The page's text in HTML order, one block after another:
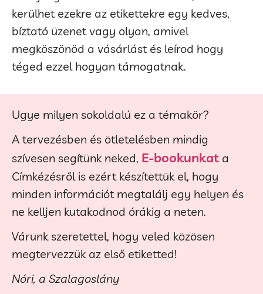
kerülhet ezekre az etikettekre egy kedves,
bíztató üzenet vagy olyan, amivel
megköszönöd a vásárlást és leírod hogy
téged ezzel hogyan támogatnak.
Ugye milyen sokoldalú ez a témakör?
A tervezésben és ötletelésben mindig
szívesen segítünk neked, E-bookunkat a
Címkézésről is ezért készítettük el, hogy
minden információt megtalálj egy helyen és
ne kelljen kutakodnod órákig a neten.
Várunk szeretettel, hogy veled közösen
megtervezzük az első etiketted!
Nóri, a Szalagoslány